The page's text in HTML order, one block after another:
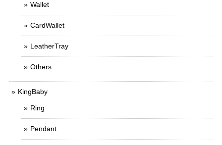
Wallet
CardWallet
LeatherTray
Others
KingBaby
Ring
Pendant